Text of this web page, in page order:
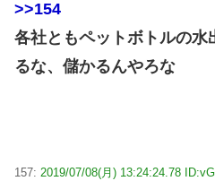
>>154
各社ともペットボトルの水
るな、儲かるんやろな
157: 2019/07/08(月) 13:24:24.78